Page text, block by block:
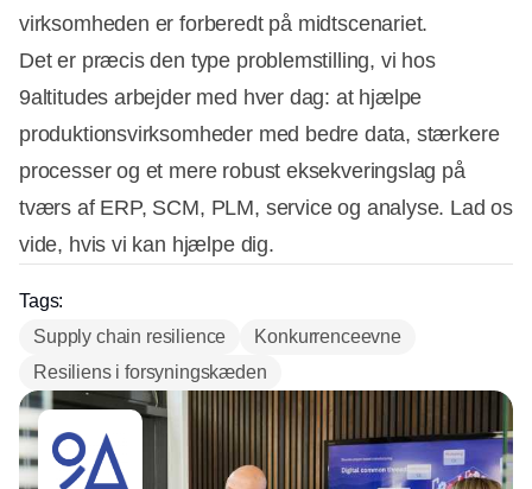
virksomheden er forberedt på midtscenariet.
Det er præcis den type problemstilling, vi hos
9altitudes arbejder med hver dag: at hjælpe
produktionsvirksomheder med bedre data, stærkere
processer og et mere robust eksekveringslag på
tværs af ERP, SCM, PLM, service og analyse. Lad os
vide, hvis vi kan hjælpe dig.
Tags:
Supply chain resilience
Konkurrenceevne
Resiliens i forsyningskæden